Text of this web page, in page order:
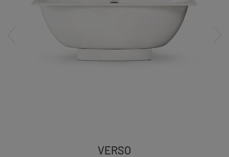
VERSO